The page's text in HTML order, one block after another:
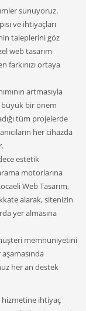
sunuyoruz.
ve ihtiyaçları
taleplerini göz
web tasarım
farkınızı ortaya
artmasıyla
bir önem
tüm projelerde
her cihazda
estetik
motorlarına
Web Tasarım,
alarak, sitenizin
yer almasına
memnuniyetini
her an destek
hizmetine ihtiyaç